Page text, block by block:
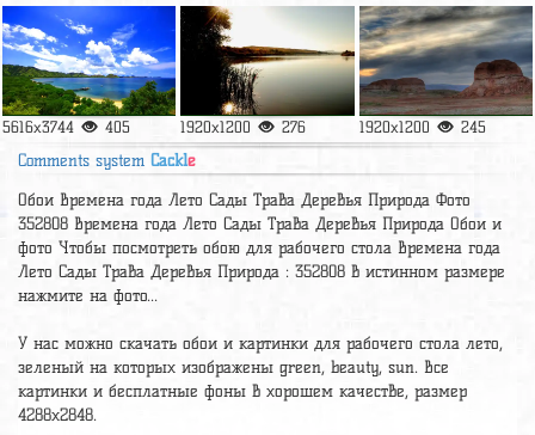
5616x3744 405 1920x1200 276 1920x1200 245
Comments system Cackle
Обои Времена года Лето Сады Трава Деревья Природа Фото
352808 Времена года Лето Сады Трава Деревья Природа Обои и
фото Чтобы посмотреть обою для рабочего стола Времена года
Лето Сады Трава Деревья Природа : 352808 в истинном размере
нажмите на фото...
У нас можно скачать обои и картинки для рабочего стола лето,
зеленый на которых изображены green, beauty, sun. Все
картинки и бесплатные фоны в хорошем качестве, размер
4288x2848.